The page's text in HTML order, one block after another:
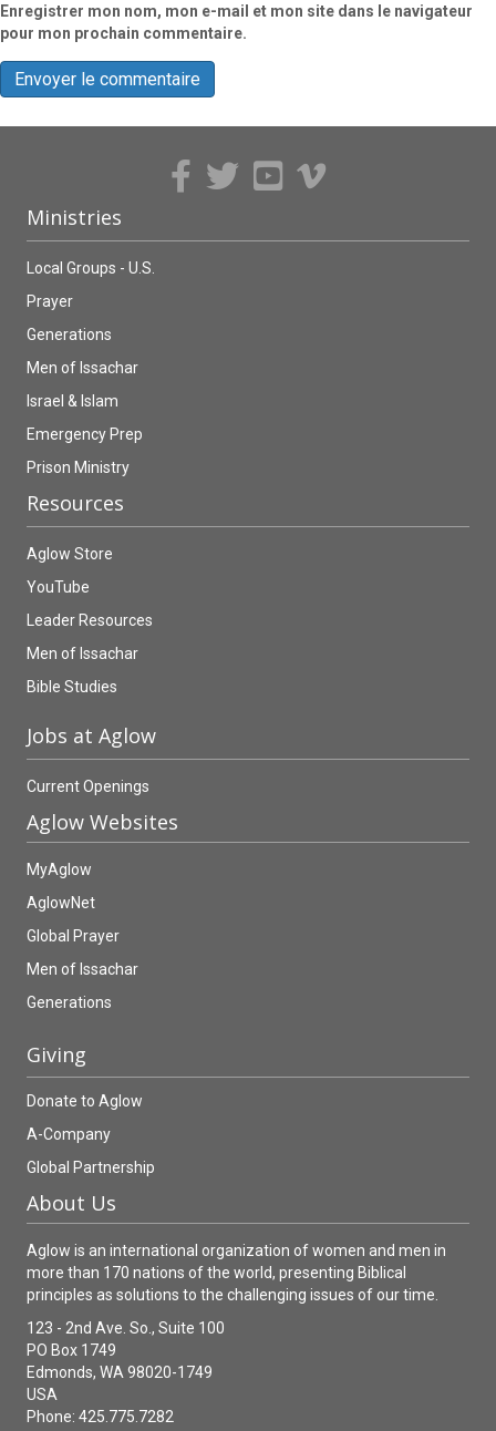
Enregistrer mon nom, mon e-mail et mon site dans le navigateur
pour mon prochain commentaire.
Ministries
Local Groups - U.S.
Prayer
Generations
Men of Issachar
Israel & Islam
Emergency Prep
Prison Ministry
Resources
Aglow Store
YouTube
Leader Resources
Men of Issachar
Bible Studies
Jobs at Aglow
Current Openings
Aglow Websites
MyAglow
AglowNet
Global Prayer
Men of Issachar
Generations
Giving
Donate to Aglow
A-Company
Global Partnership
About Us
Aglow is an international organization of women and men in
more than 170 nations of the world, presenting Biblical
principles as solutions to the challenging issues of our time.
123 - 2nd Ave. So., Suite 100
PO Box 1749
Edmonds, WA 98020-1749
USA
Phone: 425.775.7282